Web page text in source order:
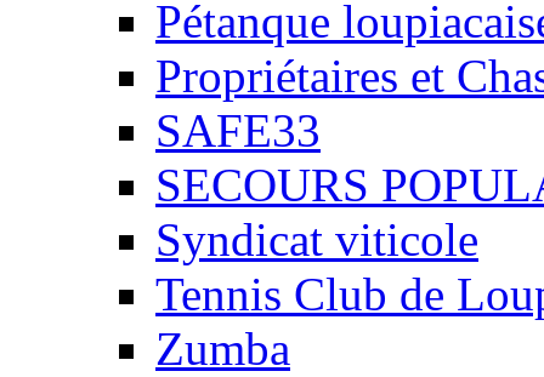
Pétanque
Propriétaires et
SAFE33
SECOURS
Syndicat viticole
Tennis Club de
Zumba